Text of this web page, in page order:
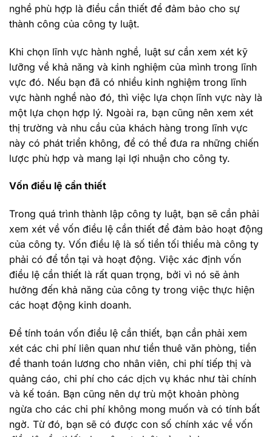
nghề phù hợp là điều cần thiết để đảm bảo cho sự
thành công của công ty luật.
Khi chọn lĩnh vực hành nghề, luật sư cần xem xét kỹ
lưỡng về khả năng và kinh nghiệm của mình trong lĩnh
vực đó. Nếu bạn đã có nhiều kinh nghiệm trong lĩnh
vực hành nghề nào đó, thì việc lựa chọn lĩnh vực này là
một lựa chọn hợp lý. Ngoài ra, bạn cũng nên xem xét
thị trường và nhu cầu của khách hàng trong lĩnh vực
này có phát triển không, để có thể đưa ra những chiến
lược phù hợp và mang lại lợi nhuận cho công ty.
Vốn điều lệ cần thiết
Trong quá trình thành lập công ty luật, bạn sẽ cần phải
xem xét về vốn điều lệ cần thiết để đảm bảo hoạt động
của công ty. Vốn điều lệ là số tiền tối thiểu mà công ty
phải có để tồn tại và hoạt động. Việc xác định vốn
điều lệ cần thiết là rất quan trọng, bởi vì nó sẽ ảnh
hưởng đến khả năng của công ty trong việc thực hiện
các hoạt động kinh doanh.
Để tính toán vốn điều lệ cần thiết, bạn cần phải xem
xét các chi phí liên quan như tiền thuê văn phòng, tiền
để thanh toán lương cho nhân viên, chi phí tiếp thị và
quảng cáo, chi phí cho các dịch vụ khác như tài chính
và kế toán. Bạn cũng nên dự trù một khoản phòng
ngừa cho các chi phí không mong muốn và có tính bất
ngờ. Từ đó, bạn sẽ có được con số chính xác về vốn